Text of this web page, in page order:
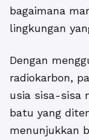
bagaimana
lingkungan
Dengan
radiokarbon,
usia sisa-sisa
batu yang
menunjukkan